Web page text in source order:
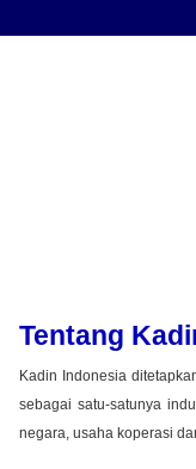
Tentang
Kadin Indonesia
sebagai satu-satunya
negara, usaha koperasi